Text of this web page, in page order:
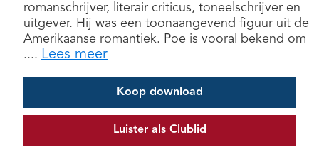
romanschrijver, literair criticus, toneelschrijver en
uitgever. Hij was een toonaangevend figuur uit de
Amerikaanse romantiek. Poe is vooral bekend om
.... Lees meer
Koop download
Luister als Clublid